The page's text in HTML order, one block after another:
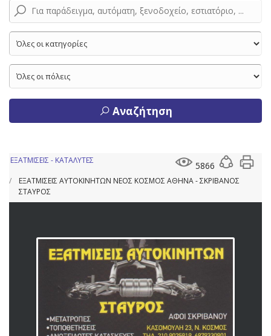
Αναζήτηση
5866
ΕΞΑΤΜΙΣΕΙΣ - ΚΑΤΑΛΥΤΕΣ
ΕΞΑΤΜΙΣΕΙΣ ΑΥΤΟΚΙΝΗΤΩΝ ΝΕΟΣ ΚΟΣΜΟΣ ΑΘΗΝΑ - ΣΚΡΙΒΑΝΟΣ
ΣΤΑΥΡΟΣ